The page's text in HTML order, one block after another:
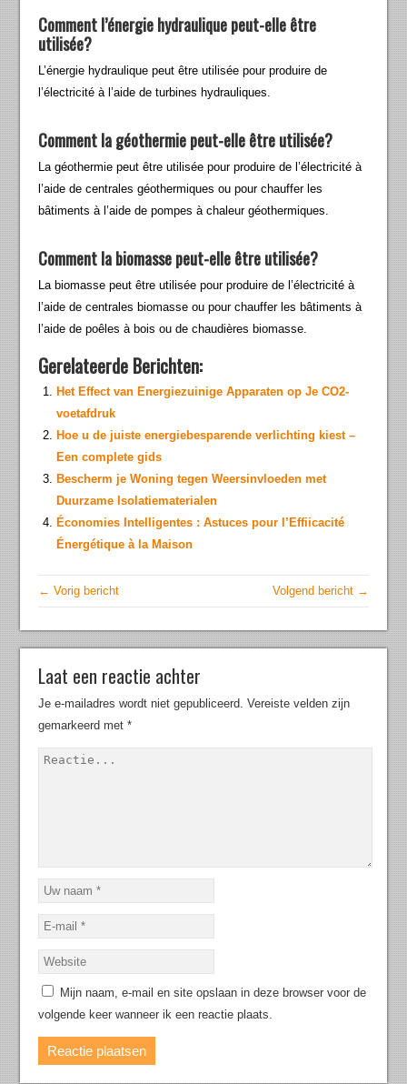
Comment l’énergie hydraulique peut-elle être
utilisée?
L’énergie hydraulique peut être utilisée pour produire de
l’électricité à l’aide de turbines hydrauliques.
Comment la géothermie peut-elle être utilisée?
La géothermie peut être utilisée pour produire de l’électricité à
l’aide de centrales géothermiques ou pour chauffer les
bâtiments à l’aide de pompes à chaleur géothermiques.
Comment la biomasse peut-elle être utilisée?
La biomasse peut être utilisée pour produire de l’électricité à
l’aide de centrales biomasse ou pour chauffer les bâtiments à
l’aide de poêles à bois ou de chaudières biomasse.
Gerelateerde Berichten:
Het Effect van Energiezuinige Apparaten op Je CO2-
voetafdruk
Hoe u de juiste energiebesparende verlichting kiest –
Een complete gids
Bescherm je Woning tegen Weersinvloeden met
Duurzame Isolatiematerialen
Économies Intelligentes : Astuces pour l’Effiicacité
Énergétique à la Maison
← Vorig bericht Volgend bericht →
Laat een reactie achter
Je e-mailadres wordt niet gepubliceerd. Vereiste velden zijn
gemarkeerd met*
Mijn naam, e-mail en site opslaan in deze browser voor de
volgende keer wanneer ik een reactie plaats.